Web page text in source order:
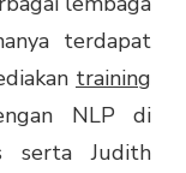
terdapat
training
NLP di
serta Judith